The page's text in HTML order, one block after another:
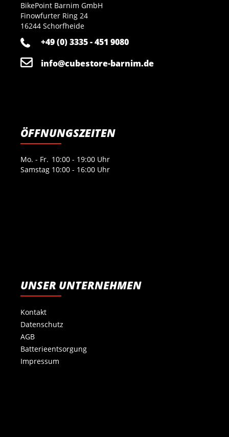
BikePoint Barnim GmbH
Finowfurter Ring 24
16244 Schorfheide
+49 (0) 3335 - 451 9080
info@cubestore-barnim.de
ÖFFNUNGSZEITEN
Mo. - Fr. 10:00 - 19:00 Uhr
Samstag 10:00 - 16:00 Uhr
UNSER UNTERNEHMEN
Kontakt
Datenschutz
AGB
Batterieentsorgung
Impressum